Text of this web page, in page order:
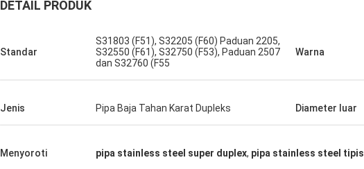
DETAIL PRODUK
Standar
S31803 (F51), S32205 (F60) Paduan 2205,
S32550 (F61), S32750 (F53), Paduan 2507
dan S32760 (F55
Warna
Jenis Pipa Baja Tahan Karat Dupleks Diameter luar
Menyoroti pipa stainless steel super duplex, pipa stainless steel tipis